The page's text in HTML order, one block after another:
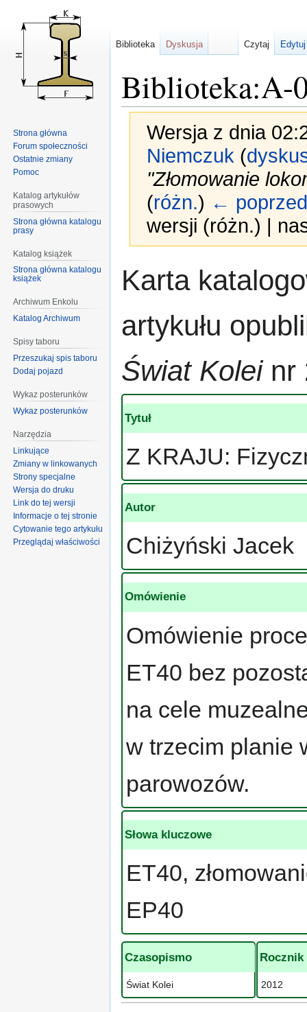
Biblioteka:A-
Wersja z dnia
Niemczuk (
"Złomowanie
(różn.) ←
wersji (różn.) |
do
do
Karta
artykułu
Świat Koleinr
Tytuł
Z KRAJU:
Autor
Chiżyński Jacek
Omówienie
Omówienie
ET40 bez
na cele
w trzecim planie
parowozów.
Słowa kluczowe
ET40,
EP40
Czasopismo
Świat Kolei
Rocznik
2012
Biblioteka Dyskusja Czytaj
Strona główna
Forum społeczności
Ostatnie zmiany
Pomoc
Katalog artykułów
prasowych
Strona główna katalogu
prasy
Katalog książek
Strona główna katalogu
książek
Archiwum Enkolu
Katalog Archiwum
Spisy taboru
Przeszukaj spis taboru
Dodaj pojazd
Wykaz posterunków
Wykaz posterunków
Narzędzia
Linkujące
Zmiany w linkowanych
Strony specjalne
Wersja do druku
Link do tej wersji
Informacje o tej stronie
Cytowanie tego artykułu
Przeglądaj właściwości